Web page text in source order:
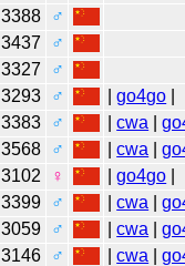
3388
♂
3437
♂
3327
♂
3293 ♂ |go4go
3383 ♂ |cwa |
3568 ♂ |cwa |
3102 ♀ |go4go
3399 ♂ |cwa |
3059 ♂ |cwa |
3146 ♂ |cwa |